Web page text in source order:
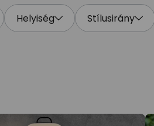
Helyiség Stílusirány